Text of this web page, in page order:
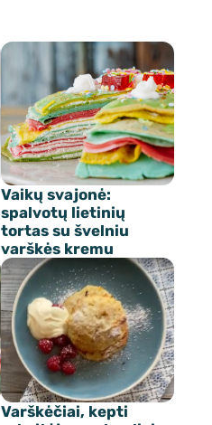
Vaikų svajonė:
spalvotų lietinių
tortas su švelniu
varškės kremu
Varškėčiai, kepti